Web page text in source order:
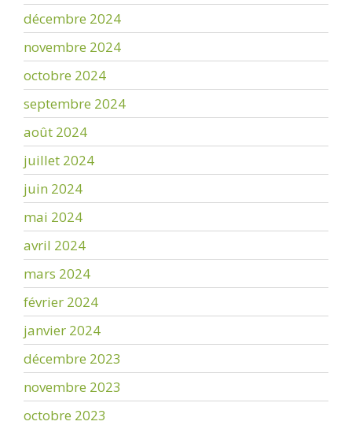
décembre 2024
novembre 2024
octobre 2024
septembre 2024
août 2024
juillet 2024
juin 2024
mai 2024
avril 2024
mars 2024
février 2024
janvier 2024
décembre 2023
novembre 2023
octobre 2023